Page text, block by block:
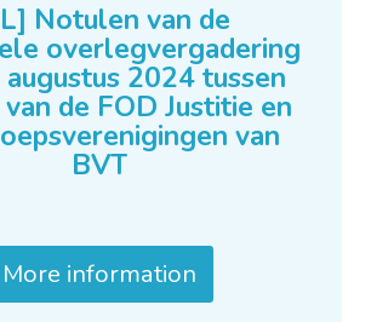
Notulen van de
overlegvergadering
2024 tussen
de FOD Justitie en
van
BVT
More information